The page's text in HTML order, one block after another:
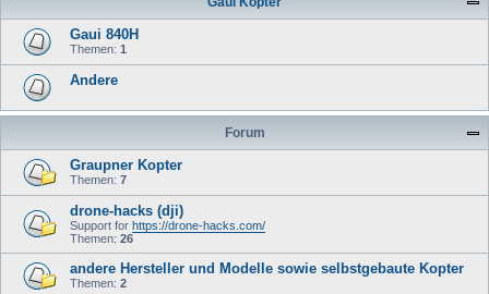
Gaui 840H
Themen: 1
Andere
Forum
Graupner Kopter
Themen: 7
drone-hacks (dji)
Support for https://drone-hacks.com/
Themen: 26
andere Hersteller und Modelle sowie selbstgebaute Kopter
Themen: 2